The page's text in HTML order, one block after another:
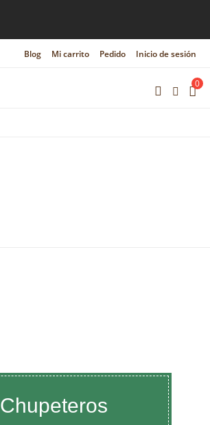
Blog Mi carrito Pedido Inicio de sesión
0
Chupeteros